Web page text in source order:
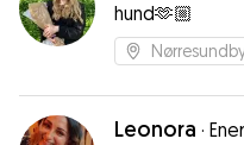
hund🫶🏼
Leonora ·